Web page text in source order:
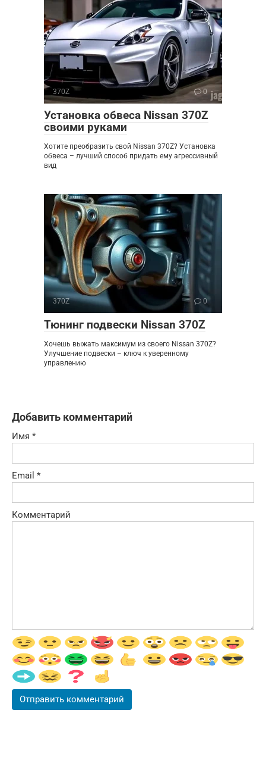
370Z 0
Установка обвеса Nissan 370Z
своими руками
Хотите преобразить свой Nissan 370Z? Установка
обвеса – лучший способ придать ему агрессивный
вид
370Z 0
Тюнинг подвески Nissan 370Z
Хочешь выжать максимум из своего Nissan 370Z?
Улучшение подвески – ключ к уверенному
управлению
Добавить комментарий
Имя *
Email *
Комментарий